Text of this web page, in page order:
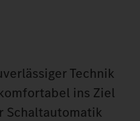
Technik
ins Ziel
Schaltautomatik